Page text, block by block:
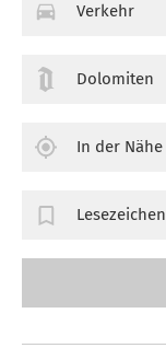
Verkehr
Dolomiten
In der Nähe
Lesezeichen